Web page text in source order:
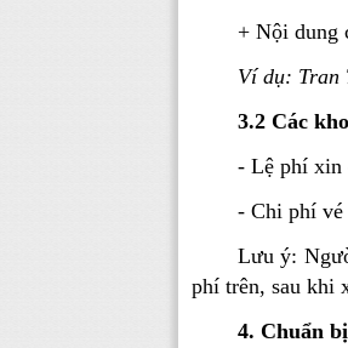
+ Nội dung
Ví dụ: Tran
3.2 Các
- Lệ phí xin
- Chi phí vé
Lưu ý:
phí trên, sau khi
4. Chuẩn